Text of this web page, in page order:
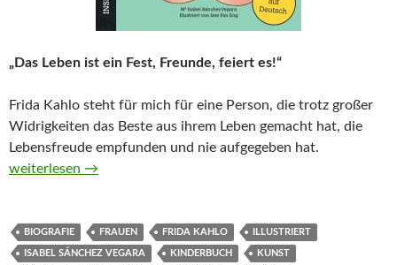
„Das Leben ist ein Fest, Freunde, feiert es!“
Frida Kahlo steht für mich für eine Person, die trotz großer
Widrigkeiten das Beste aus ihrem Leben gemacht hat, die
Lebensfreude empfunden und nie aufgegeben hat.
Frida Kahlo. Little People, Big Dreams von Isabel Sánchez
weiterlesen →
BIOGRAFIE FRAUEN FRIDA KAHLO ILLUSTRIERT
ISABEL SÁNCHEZ VEGARA KINDERBUCH KUNST